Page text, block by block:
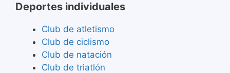
Deportes individuales
Club de atletismo
Club de ciclismo
Club de natación
Club de triatlón